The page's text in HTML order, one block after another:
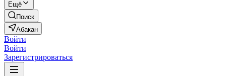
Ещё
Поиск
Абакан
Войти
Войти
Зарегистрироваться